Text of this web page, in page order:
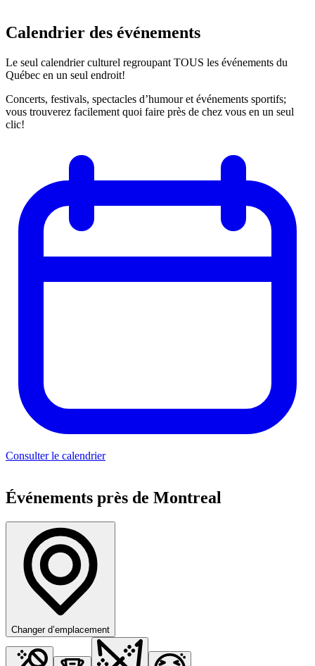
Calendrier des événements
Le seul calendrier culturel regroupant TOUS les événements du
Québec en un seul endroit!
Concerts, festivals, spectacles d’humour et événements sportifs;
vous trouverez facilement quoi faire près de chez vous en un seul
clic!
Consulter le calendrier
Événements près de Montreal
Changer d’emplacement